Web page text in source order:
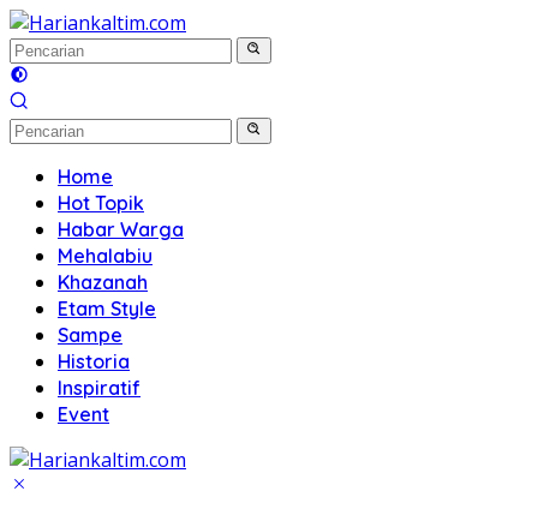
Langsung
ke
konten
Home
Hot Topik
Habar Warga
Mehalabiu
Khazanah
Etam Style
Sampe
Historia
Inspiratif
Event